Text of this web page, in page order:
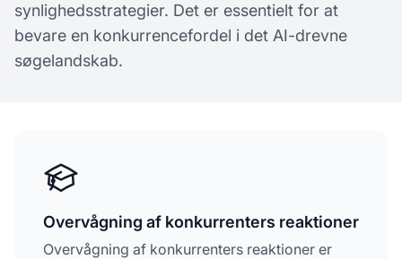
synlighedsstrategier. Det er essentielt for at
bevare en konkurrencefordel i det AI-drevne
søgelandskab.
Overvågning af konkurrenters reaktioner
Overvågning af konkurrenters reaktioner er